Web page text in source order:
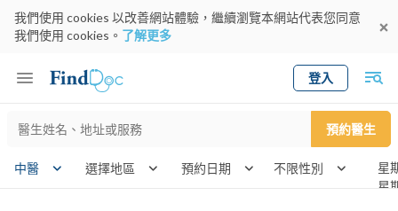
我們使用 cookies 以改善網站體驗，繼續瀏覽本網站代表您同意
我們使用 cookies。 了解更多
登入
Keyword 預約醫生
中醫 選擇地區 預約日期